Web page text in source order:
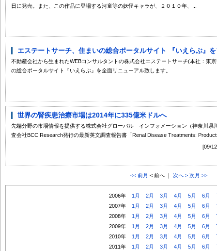
日に発売。また、この作品に登場する河童等の妖怪キャラが、２０１０年、...
エステートサーチ、住まいの総合ポータルサイト 『いえらぶ』
不動産会社から生まれたWEBコンサルタントの株式会社エステートサーチ(本社：東
の総合ポータルサイト『いえらぶ』を全面リニューアル致します。
世界の腎疾患治療市場は2014年に335億米ドルへ
先端分野の市場情報を提供する株式会社グローバル インフォメーション（神奈川県
査会社BCC Research発行の最新英文調査報告書「Renal Disease Treatments:
[09/
<< 前月 < 前へ ｜ 次へ > 次月 >>
2006年 1月 2月 3月 4月 5月 6月
2007年
1月 2月 3月 4月 5月 6月
2008年
1月 2月 3月 4月 5月 6月
2009年
1月 2月 3月 4月 5月 6月
2010年
1月 2月 3月 4月 5月 6月
2011年
1月 2月 3月 4月 5月 6月